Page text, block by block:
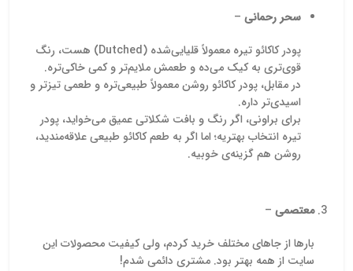
سحر رحمانی –
پودر کاکائو تیره معمولاً قلیایی‌شده (Dutched) هست، رنگ
قوی‌تری به کیک می‌ده و طعمش ملایم‌تر و کمی خاکی‌تره.
در مقابل، پودر کاکائو روشن معمولاً طبیعی‌تره و طعمی تیزتر و
اسیدی‌تر داره.
برای براونی، اگر رنگ و بافت شکلاتی عمیق می‌خواید، پودر
تیره انتخاب بهتریه؛ اما اگر به طعم کاکائو طبیعی علاقه‌مندید،
روشن هم گزینه‌ی خوبیه.
معتصمی –
بارها از جاهای مختلف خرید کردم، ولی کیفیت محصولات این
سایت از همه بهتر بود. مشتری دائمی شدم!